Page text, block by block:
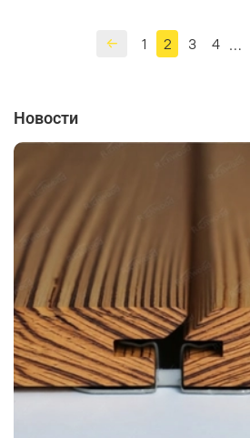
1 2 3 4 …
Новости